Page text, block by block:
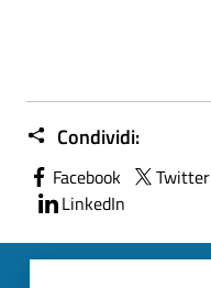
Condividi:
Facebook Twitter
LinkedIn